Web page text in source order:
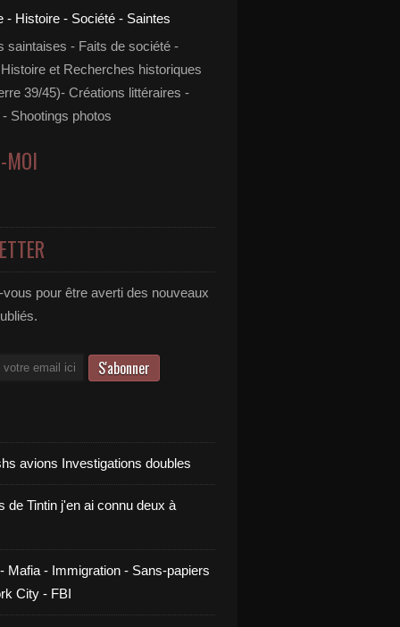
saintaises - Faits de société -
et Recherches historiques
39/45)- Créations littéraires -
Shootings photos
MOI
pour être averti des nouveaux
avions Investigations doubles
de Tintin j'en ai connu deux à
Mafia - Immigration - Sans-papiers
City - FBI